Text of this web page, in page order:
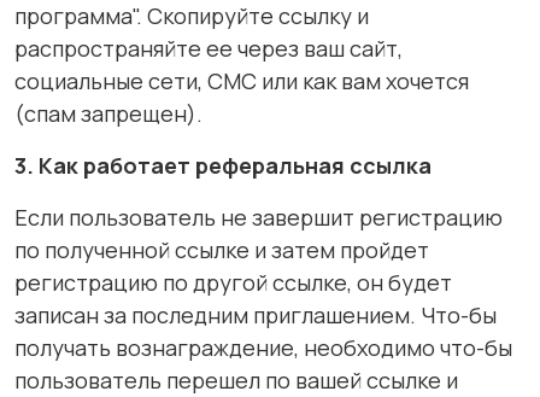
программа". Скопируйте ссылку и
распространяйте ее через ваш сайт,
социальные сети, СМС или как вам хочется
(спам запрещен).
3. Как работает реферальная ссылка
Если пользователь не завершит регистрацию
по полученной ссылке и затем пройдет
регистрацию по другой ссылке, он будет
записан за последним приглашением. Что-бы
получать вознаграждение, необходимо что-бы
пользователь перешел по вашей ссылке и